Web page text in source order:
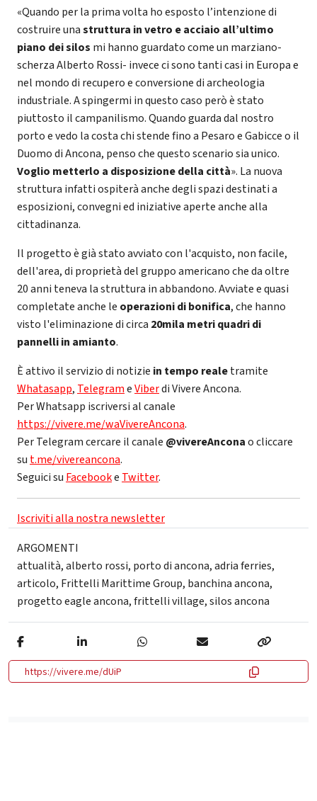
«Quando per la prima volta ho esposto l’intenzione di
costruire unastruttura in vetro e acciaio all’ultimo
piano dei silos mi hanno guardato come un marziano-
scherza Alberto Rossi- invece ci sono tanti casi in Europa e
nel mondo di recupero e conversione di archeologia
industriale. A spingermi in questo caso però è stato
piuttosto il campanilismo. Quando guarda dal nostro
porto e vedo la costa chi stende fino a Pesaro e Gabicce o il
Duomo di Ancona, penso che questo scenario sia unico.
Voglio metterlo a disposizione della città». La nuova
struttura infatti ospiterà anche degli spazi destinati a
esposizioni, convegni ed iniziative aperte anche alla
cittadinanza.
Il progetto è già stato avviato con l'acquisto, non facile,
dell'area, di proprietà del gruppo americano che da oltre
20 anni teneva la struttura in abbandono. Avviate e quasi
completate anche le operazioni di bonifica, che hanno
visto l'eliminazione di circa 20mila metri quadri di
pannelli in amianto.
È attivo il servizio di notizie in tempo realetramite
Whatasapp, TelegrameViberdi Vivere Ancona.
Per Whatsapp iscriversi al canale
https://vivere.me/waVivereAncona.
Per Telegram cercare il canale @vivereAnconao cliccare
su t.me/vivereancona.
Seguici su Facebooke Twitter.
Iscriviti alla nostra newsletter
ARGOMENTI
attualità,alberto rossi, porto di ancona,adria ferries,
articolo, Frittelli Marittime Group, banchina ancona,
progetto eagle ancona,frittelli village,silos ancona
https://vivere.me/dUiP